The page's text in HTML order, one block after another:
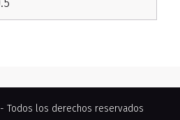
- Todos los derechos reservados